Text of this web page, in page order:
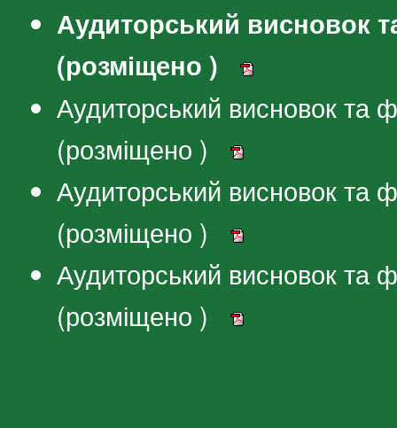
Аудиторський висновок
(розміщено )
Аудиторський висновок та
(розміщено )
Аудиторський висновок та
(розміщено )
Аудиторський висновок та
(розміщено )